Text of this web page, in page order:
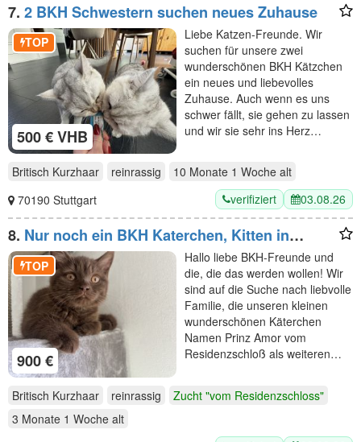
7. 2 BKH Schwestern suchen neues Zuhause
500 € VHB
TOP
Liebe Katzen-Freunde. Wir
suchen für unsere zwei
wunderschönen BKH Kätzchen
ein neues und liebevolles
Zuhause. Auch wenn es uns
schwer fällt, sie gehen zu lassen
und wir sie sehr ins Herz…
Britisch Kurzhaar reinrassig 10 Monate 1 Woche alt
70190 Stuttgart
verifiziert 03.08.26
8. Nur noch ein BKH Katerchen, Kitten in
chocolate mit Stammbaum
900 €
TOP
Hallo liebe BKH-Freunde und
die, die das werden wollen! Wir
sind auf die Suche nach liebvolle
Familie, die unseren kleinen
wunderschönen Käterchen
Namen Prinz Amor vom
Residenzschloß als weiteren…
Britisch Kurzhaar reinrassig
Zucht "vom Residenzschloss"
3 Monate 1 Woche alt